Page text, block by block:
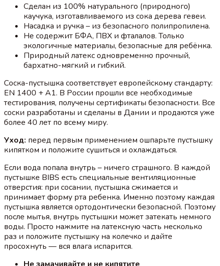
Сделан из 100% натурального (природного)
каучука, изготавливаемого из сока дерева гевеи.
Насадка и ручка – из безопасного полипропилена.
Не содержит БФА, ПВХ и фталалов. Только
экологичные материалы, безопасные для ребёнка.
Природный латекс одновременно прочный,
бархатно-мягкий и гибкий.
Соска-пустышка соответствует европейскому стандарту:
EN 1400 + A1. В России прошли все необходимые
тестирования, получены сертификаты безопасности. Все
соски разработаны и сделаны в Дании и продаются уже
более 40 лет по всему миру.
Уход: перед первым применением ошпарьте пустышку
кипятком и положите сушиться и охлаждаться.
Если вода попала внутрь – ничего страшного. В каждой
пустышке BIBS есть специальные вентиляционные
отверстия: при сосании, пустышка сжимается и
принимает форму рта ребенка. Именно поэтому каждая
пустышка является ортодонтически безопасной. Поэтому
после мытья, внутрь пустышки может затекать немного
воды. Просто нажмите на латексную часть несколько
раз и положите пустышку на колечко и дайте
просохнуть — вся влага испарится.